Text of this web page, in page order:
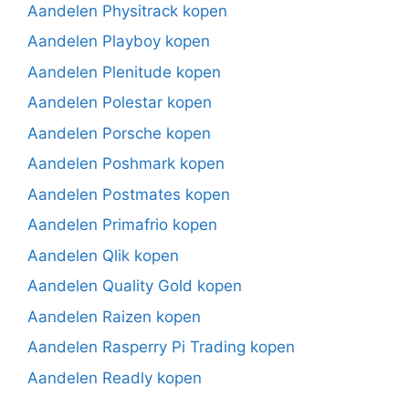
Aandelen Physitrack kopen
Aandelen Playboy kopen
Aandelen Plenitude kopen
Aandelen Polestar kopen
Aandelen Porsche kopen
Aandelen Poshmark kopen
Aandelen Postmates kopen
Aandelen Primafrio kopen
Aandelen Qlik kopen
Aandelen Quality Gold kopen
Aandelen Raizen kopen
Aandelen Rasperry Pi Trading kopen
Aandelen Readly kopen